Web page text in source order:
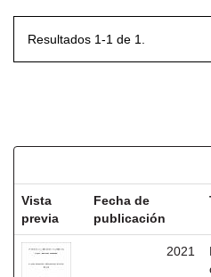
Resultados 1-1 de 1.
Vista
previa
Fecha de
publicación
2021